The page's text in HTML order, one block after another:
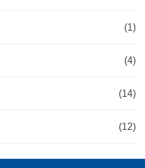
(1)
(4)
(14)
(12)